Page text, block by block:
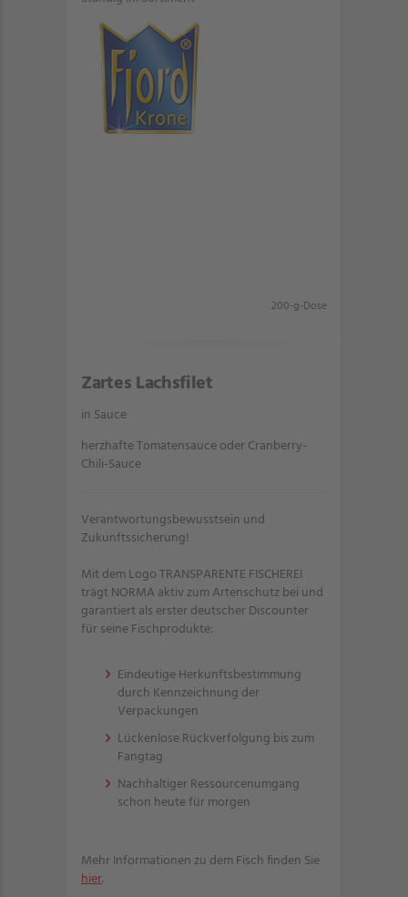
200-g-Dose
Zartes Lachsfilet
in Sauce
herzhafte Tomatensauce oder Cranberry-
Chili-Sauce
Verantwortungsbewusstsein und
Zukunftssicherung!
Mit dem Logo TRANSPARENTE FISCHEREI
trägt NORMA aktiv zum Artenschutz bei und
garantiert als erster deutscher Discounter
für seine Fischprodukte:
Eindeutige Herkunftsbestimmung
durch Kennzeichnung der
Verpackungen
Lückenlose Rückverfolgung bis zum
Fangtag
Nachhaltiger Ressourcenumgang
schon heute für morgen
Mehr Informationen zu dem Fisch finden Sie
hier.